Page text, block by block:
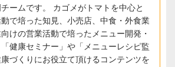
ームです。 カゴメがトマトを中心と
で培った知見、小売店、中食・外食業
けの営業活動で培ったメニュー開発・
健康セミナー」や「メニューレシピ監
づくりにお役立て頂けるコンテンツを